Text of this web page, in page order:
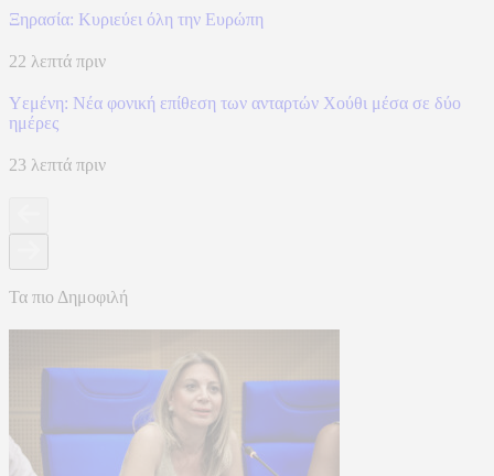
Ξηρασία: Κυριεύει όλη την Ευρώπη
22 λεπτά πριν
Υεμένη: Νέα φονική επίθεση των ανταρτών Χούθι μέσα σε δύο
ημέρες
23 λεπτά πριν
Τα πιο Δημοφιλή